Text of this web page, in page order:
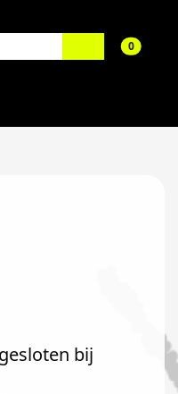
0aantal
bij